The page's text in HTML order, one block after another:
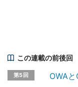
この連載の前後回
第5回 OWA